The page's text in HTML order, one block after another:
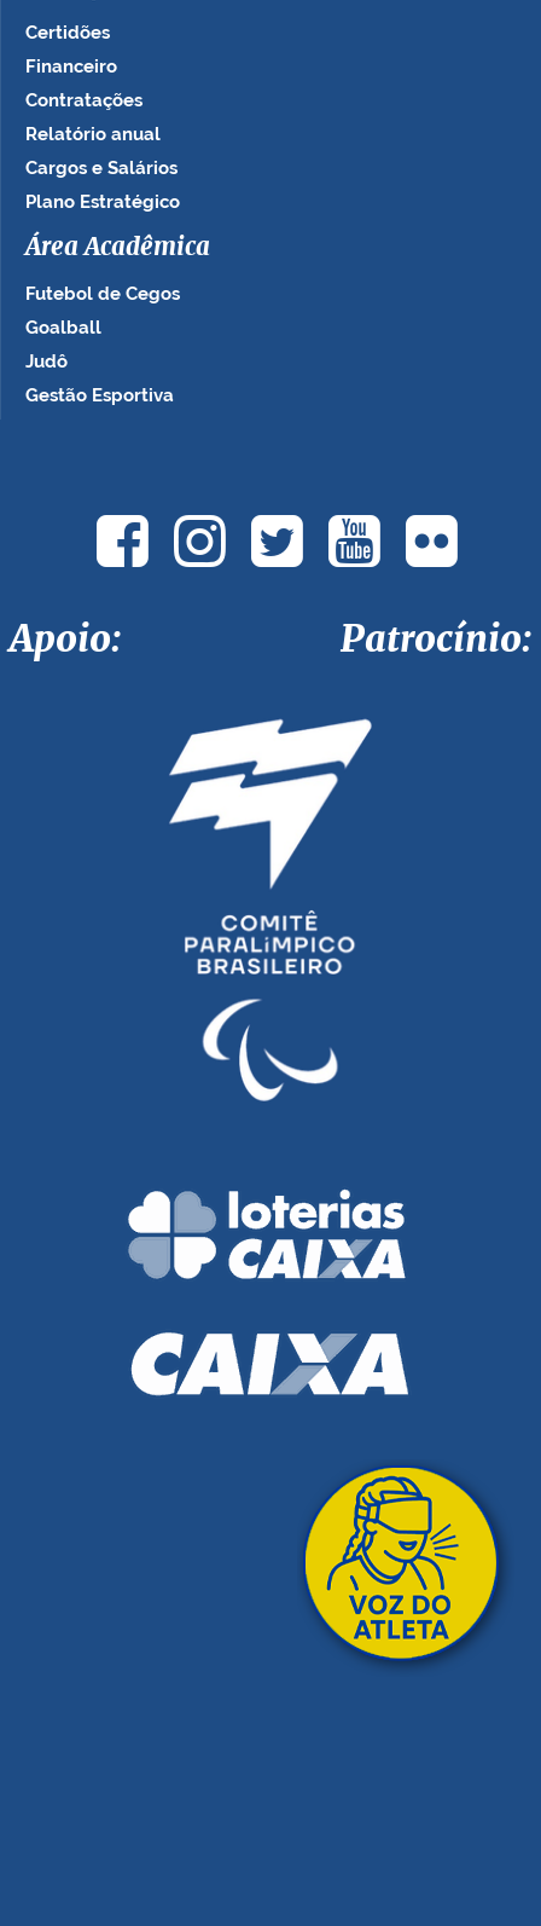
Certidões
Financeiro
Contratações
Relatório anual
Cargos e Salários
Plano Estratégico
Área Acadêmica
Futebol de Cegos
Goalball
Judô
Gestão Esportiva
Apoio: Patrocínio: